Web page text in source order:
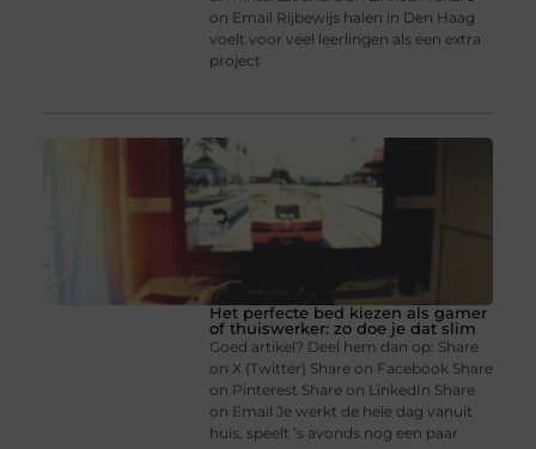
on Email Rijbewijs halen in Den Haag
voelt voor veel leerlingen als een extra
project
Het perfecte bed kiezen als gamer
of thuiswerker: zo doe je dat slim
Goed artikel? Deel hem dan op: Share
on X (Twitter) Share on Facebook Share
on Pinterest Share on LinkedIn Share
on Email Je werkt de hele dag vanuit
huis, speelt ’s avonds nog een paar